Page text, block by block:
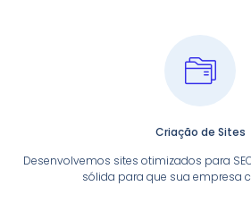
Criação de Sites
Desenvolvemos sites otimizados para
sólida para que sua empresa